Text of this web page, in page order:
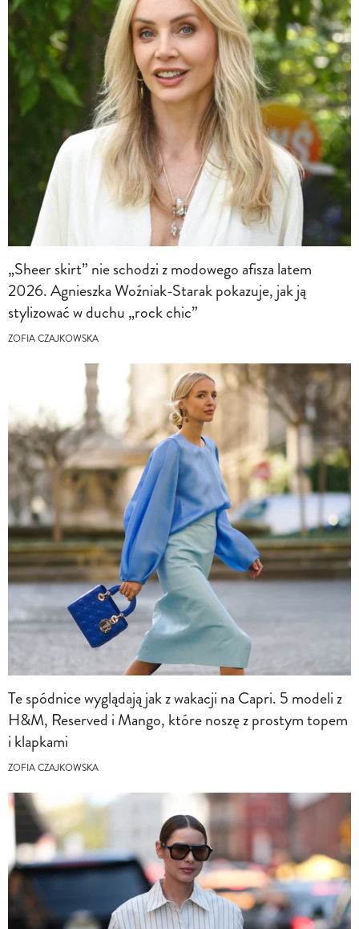
„Sheer skirt” nie schodzi z modowego afisza latem
2026. Agnieszka Woźniak-Starak pokazuje, jak ją
stylizować w duchu „rock chic”
ZOFIA CZAJKOWSKA
Te spódnice wyglądają jak z wakacji na Capri. 5 modeli z
H&M, Reserved i Mango, które noszę z prostym topem
i klapkami
ZOFIA CZAJKOWSKA